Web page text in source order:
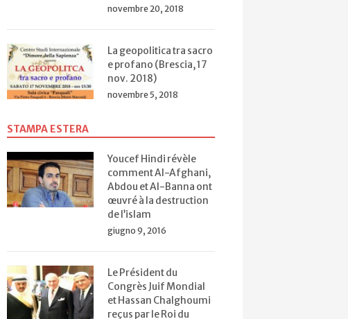
novembre 20, 2018
La geopolitica tra sacro
e profano (Brescia, 17
nov. 2018)
novembre 5, 2018
STAMPA ESTERA
Youcef Hindi révèle
comment Al-Afghani,
Abdou et Al-Banna ont
œuvré à la destruction
de l’islam
giugno 9, 2016
Le Président du
Congrès Juif Mondial
et Hassan Chalghoumi
reçus par le Roi du